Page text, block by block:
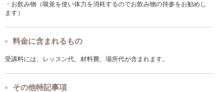
・お飲み物（嗅覚を使い体力を消耗するのでお飲み物の持参をお勧めし
ます）
料金に含まれるもの
受講料には、レッスン代、材料費、場所代が含まれます。
その他特記事項